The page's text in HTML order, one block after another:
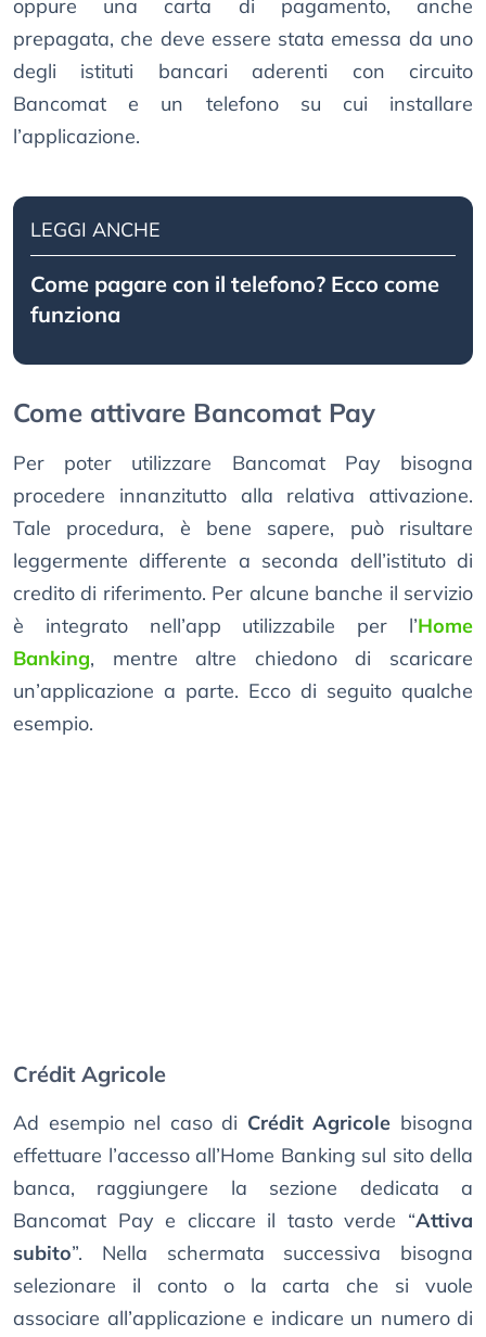
oppure una carta di pagamento, anche
prepagata, che deve essere stata emessa da uno
degli istituti bancari aderenti con circuito
Bancomat e un telefono su cui installare
l’applicazione.
LEGGI ANCHE
Come pagare con il telefono? Ecco come
funziona
Come attivare Bancomat Pay
Per poter utilizzare Bancomat Pay bisogna
procedere innanzitutto alla relativa attivazione.
Tale procedura, è bene sapere, può risultare
leggermente differente a seconda dell’istituto di
credito di riferimento. Per alcune banche il servizio
è integrato nell’app utilizzabile per l’Home
Banking, mentre altre chiedono di scaricare
un’applicazione a parte. Ecco di seguito qualche
esempio.
Crédit Agricole
Ad esempio nel caso di Crédit Agricole bisogna
effettuare l’accesso all’Home Banking sul sito della
banca, raggiungere la sezione dedicata a
Bancomat Pay e cliccare il tasto verde “Attiva
subito”. Nella schermata successiva bisogna
selezionare il conto o la carta che si vuole
associare all’applicazione e indicare un numero di